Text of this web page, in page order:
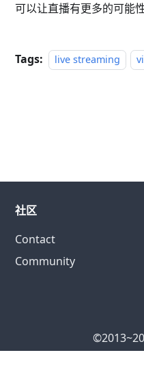
可以让直播有更多的可能性
Tags: live streaming
社区
Contact
Community